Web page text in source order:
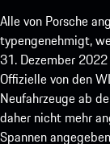
Alle von Porsche
typengenehmigt,
31. Dezember
Offizielle von den
Neufahrzeuge ab
daher nicht mehr
Spannen